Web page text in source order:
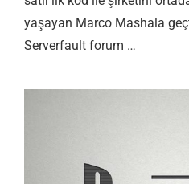
yaşayan Marco Mashala
Serverfault forum …